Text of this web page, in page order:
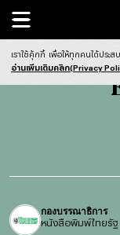
กองบรรณาธิการ
หนังสือพิมพ์ไทยรัฐ
- ก
เราใช้คุ้กกี้ เพื่อให้ทุกคนได้ประ
อ่านเพิ่มเติมคลิก(Privacy